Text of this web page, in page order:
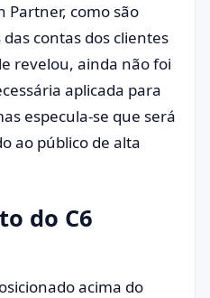
Partner, como são
contas dos clientes
revelou, ainda não foi
aplicada para
especula-se que será
ao público de alta
do C6
acima do